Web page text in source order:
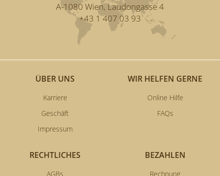
A-1080 Wien, Laudongasse 4
+43 1 407 03 93
ÜBER UNS
Karriere
Geschäft
Impressum
WIR HELFEN GERNE
Online Hilfe
FAQs
RECHTLICHES
AGBs
BEZAHLEN
Rechnung